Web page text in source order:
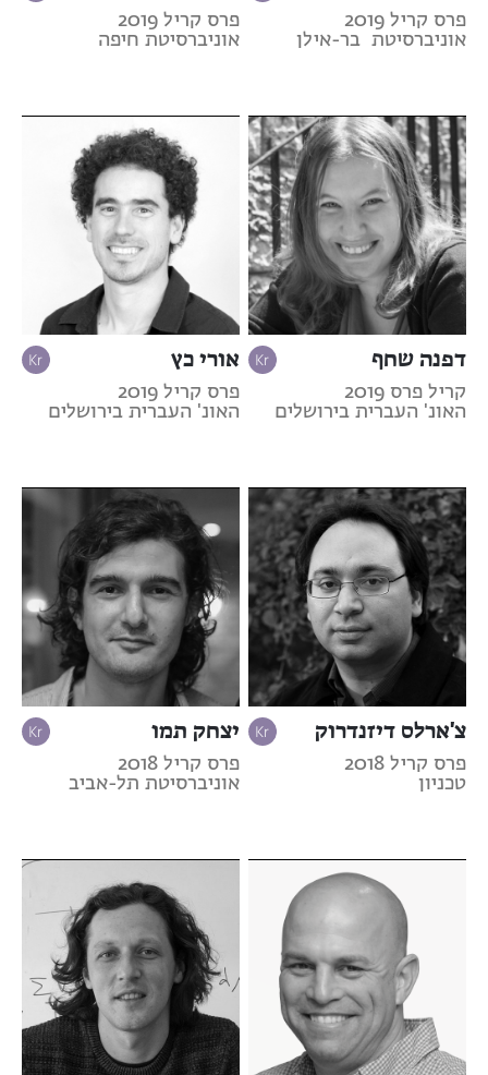
פרס קריל 2019
אוניברסיטת בר-אילן
פרס קריל 2019
אוניברסיטת חיפה
דפנה שחף
קריל פרס 2019
האונ' העברית בירושלים
אורי כץ
פרס קריל 2019
האונ' העברית בירושלים
צ'ארלס דיזנדרוק
פרס קריל 2018
טכניון
יצחק תמו
פרס קריל 2018
אוניברסיטת תל-אביב